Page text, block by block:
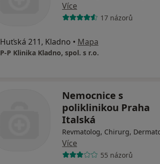
Více
17 názorů
Huťská 211, Kladno • Mapa
P-P Klinika Kladno, spol. s r.o.
Nemocnice s
poliklinikou Praha
Italská
Revmatolog, Chirurg,
Více
55 názorů